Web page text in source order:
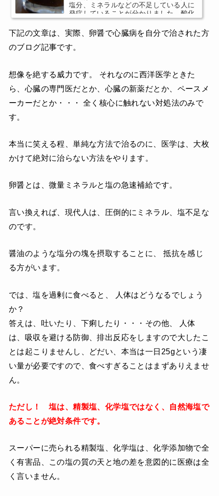
塩分、ミネラルなどの不足している人に
発症していることが分かりました。酸化
状態が限界まで来ると敗血症で死んでし
まうため、体を救う為にガンが出来るの
です。ガンが出来なければ既に死んでい
るので、本当はガンに感謝しないといけ
程であり、毒化（酸化）しています。何
も考えずに食べていれば当然、酸性体質
になるのは明らかで、現代は、病気にな
下記の文章は、実際、卵醤で心臓病を自分で治された方
のブログ記事です。
想像を絶する威力です。 それなのに西洋医学ときた
ら、心臓の専門医だとか、心臓の新薬だとか、ペースメ
ーカーだとか・・・ 全く核心に触れない対処法のみで
す。
本当に笑える程、単純な方法で治るのに、医学は、大枚
かけて絶対に治らない方法をやります。
卵醤とは、微量ミネラルと塩の急速補給です。
言い換えれば、現代人は、圧倒的にミネラル、塩不足な
のです。
醤油のような塩分の塊を摂取することに、 抵抗を感じ
る方がいます。
では、塩を過剰に食べると、 人体はどうなるでしょう
か？
答えは、吐いたり、下痢したり・・・その他、 人体
は、吸収を避ける防御、排出反応をしますので大したこ
とは起こりませんし、どだい、本当は一日25gという凄
い量が必要ですので、食べすぎることはまずありえませ
ん。
ただし！ 塩は、精製塩、化学塩ではなく、自然海塩で
あることが絶対条件です。
スーパーに売られる精製塩、化学塩は、化学添加物で全
く有害品、この塩の質の天と地の差を意図的に医療は全
く言いません。